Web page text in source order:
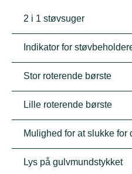
2 i 1 støvsuger
Indikator for
Stor roterende børste
Lille roterende børste
Mulighed for at slukke for
Lys på gulvmundstykket